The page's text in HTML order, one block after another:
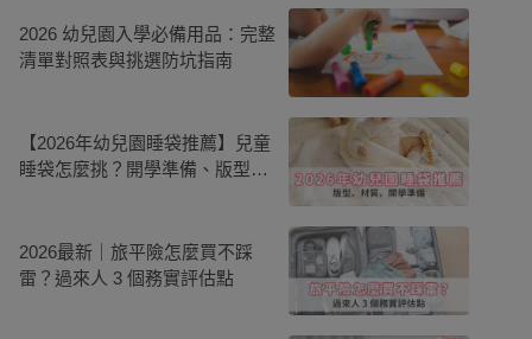
2026 幼兒園入學必備用品：完整
清單對照表與挑選防坑指南
【2026年幼兒園睡袋推薦】兒童
睡袋怎麼挑？開學準備、版型、
2026最新｜旅平險怎麼買不踩
雷？過來人 3 個務實評估點